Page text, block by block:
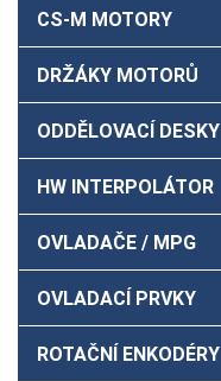
CS-M MOTORY
DRŽÁKY MOTORŮ
ODDĚLOVACÍ DESKY
HW INTERPOLÁTOR
OVLADAČE / MPG
OVLADACÍ PRVKY
ROTAČNÍ ENKODÉRY